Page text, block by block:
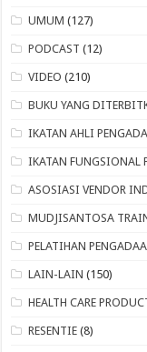
UMUM (127)
PODCAST (12)
VIDEO (210)
BUKU YANG
IKATAN AHLI
IKATAN FUNGSIONAL
ASOSIASI VENDOR
MUDJISANTOSA
PELATIHAN
LAIN-LAIN (150)
HEALTH CARE
RESENTIE (8)